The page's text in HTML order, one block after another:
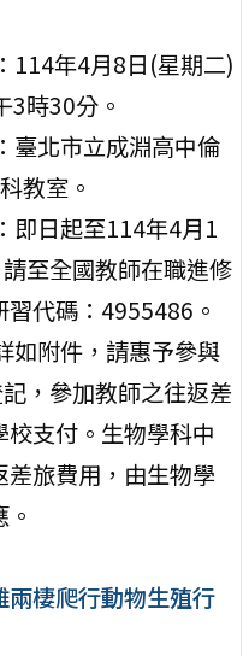
114年4月8日(星期二)
3時30分。
臺北市立成淵高中倫
教室。
即日起至114年4月1
至全國教師在職進修
代碼：4955486。
如附件，請惠予參與
，參加教師之往返差
支付。生物學科中
差旅費用，由生物學
兩棲爬行動物生殖行